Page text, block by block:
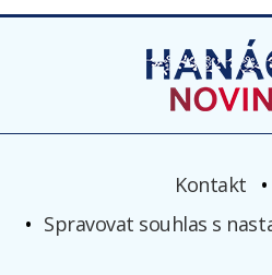
Kontakt
Spravovat souhlas s